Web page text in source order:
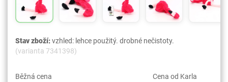
Stav zboží:vzhled: lehce použitý. drobné nečistoty.
(varianta 7341398)
Běžná cena Cena od Karla